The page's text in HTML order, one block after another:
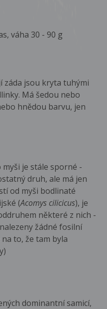
váha 30 - 90 g
záda jsou kryta tuhými
Má šedou nebo
hnědou barvu, jen
je stále sporné -
druh, ale má jen
od myši bodlinaté
(Acomys cilicicus), je
některé z nich -
žádné fosilní
to, že tam byla
dominantní samicí,